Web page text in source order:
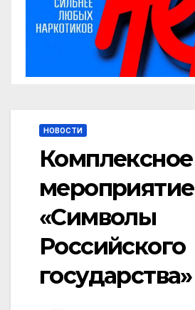
НОВОСТИ
Комплексное
мероприятие
«Символы
Российского
государства»